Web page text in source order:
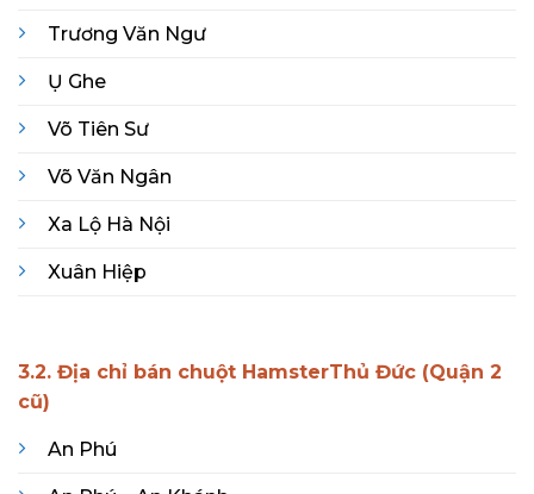
Trương Văn Ngư
Ụ Ghe
Võ Tiên Sư
Võ Văn Ngân
Xa Lộ Hà Nội
Xuân Hiệp
3.2. Địa chỉ bán chuột HamsterThủ Đức (Quận 2
cũ)
An Phú